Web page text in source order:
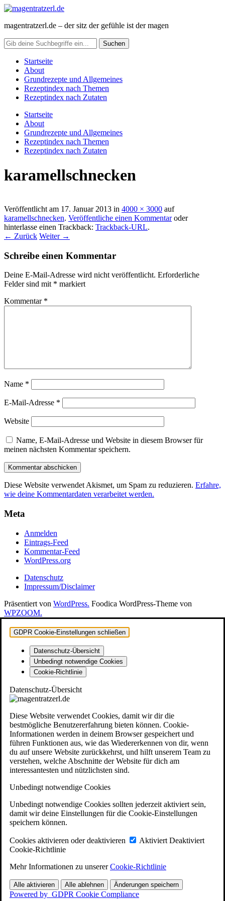
magentratzerl.de – der sitz der gefühle ist der magen
Startseite
About
Grundrezepte und Allgemeines
Rezeptindex nach Themen
Rezeptindex nach Zutaten
Startseite
About
Grundrezepte und Allgemeines
Rezeptindex nach Themen
Rezeptindex nach Zutaten
karamellschnecken
Veröffentlicht am 17. Januar 2013 in 4000 × 3000 auf
karamellschnecken. Veröffentliche einen Kommentaroder
hinterlasse einen Trackback: Trackback-URL.
← Zurück Weiter →
Schreibe einen Kommentar
Deine E-Mail-Adresse wird nicht veröffentlicht. Erforderliche
Felder sind mit * markiert
Kommentar *
Name *
E-Mail-Adresse *
Website
Name, E-Mail-Adresse und Website in diesem Browser für
meinen nächsten Kommentar speichern.
Diese Website verwendet Akismet, um Spam zu reduzieren. Erfahre,
wie deine Kommentardaten verarbeitet werden.
Meta
Anmelden
Eintrags-Feed
Kommentar-Feed
WordPress.org
Datenschutz
Impressum/Disclaimer
Präsentiert von WordPress. Foodica WordPress-Theme von
WPZOOM.
GDPR Cookie-Einstellungen schließen
Datenschutz-Übersicht
Unbedingt notwendige Cookies
Cookie-Richtlinie
Datenschutz-Übersicht
Diese Website verwendet Cookies, damit wir dir die
bestmögliche Benutzererfahrung bieten können. Cookie-
Informationen werden in deinem Browser gespeichert und
führen Funktionen aus, wie das Wiedererkennen von dir, wenn
du auf unsere Website zurückkehrst, und hilft unserem Team zu
verstehen, welche Abschnitte der Website für dich am
interessantesten und nützlichsten sind.
Unbedingt notwendige Cookies
Unbedingt notwendige Cookies sollten jederzeit aktiviert sein,
damit wir deine Einstellungen für die Cookie-Einstellungen
speichern können.
Cookies aktivieren oder deaktivieren Aktiviert Deaktiviert
Cookie-Richtlinie
Mehr Informationen zu unsererCookie-Richtlinie
Alle aktivieren Alle ablehnen Änderungen speichern
Powered by GDPR Cookie Compliance